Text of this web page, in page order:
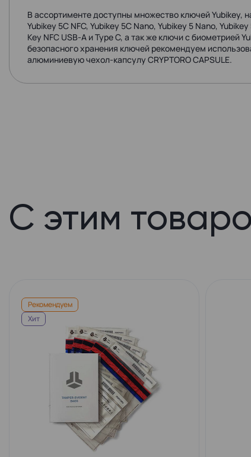
В ассортименте доступны множество ключей Yubikey,
Yubikey 5C NFC, Yubikey 5С Nano, Yubikey 5 Nano,
Key NFC USB-А и Type C, а так же ключи с биометрией
безопасного хранения ключей рекомендуем
алюминиевую чехол-капсулу CRYPTORO CAPSULE.
С этим
Рекомендуем
Хит